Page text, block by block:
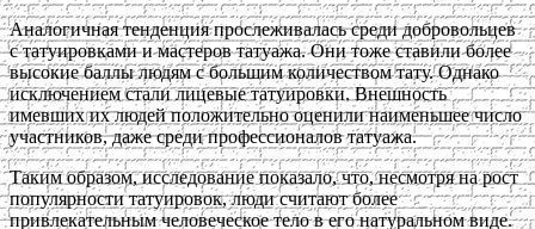
Аналогичная тенденция прослеживалась среди добровольцев
с татуировками и мастеров татуажа. Они тоже ставили более
высокие баллы людям с большим количеством тату. Однако
исключением стали лицевые татуировки. Внешность
имевших их людей положительно оценили наименьшее число
участников, даже среди профессионалов татуажа.
Таким образом, исследование показало, что, несмотря на рост
популярности татуировок, люди считают более
привлекательным человеческое тело в его натуральном виде.